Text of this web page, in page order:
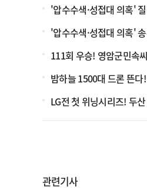
'압수수색·성접대 의혹'
'압수수색·성접대 의혹'
111회 우승! 영암군민속
밤하늘 1500대 드론 뜬
LG전 첫 위닝시리즈! 두
관련기사